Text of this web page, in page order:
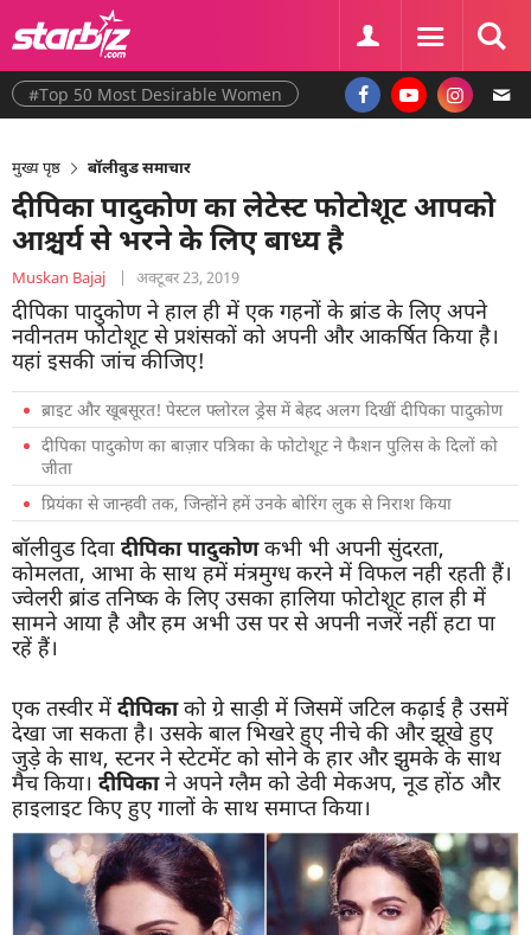
#Top 50 Most Desirable Women
मुख्य पृष्ठ बॉलीवुड समाचार
दीपिका पादुकोण का लेटेस्ट फोटोशूट आपको
आश्चर्य से भरने के लिए बाध्य है
Muskan Bajaj | अक्टूबर 23, 2019
दीपिका पादुकोण ने हाल ही में एक गहनों के ब्रांड के लिए अपने
नवीनतम फोटोशूट से प्रशंसकों को अपनी और आकर्षित किया है।
यहां इसकी जांच कीजिए!
ब्राइट और खूबसूरत! पेस्टल फ्लोरल ड्रेस में बेहद अलग दिखीं दीपिका पादुकोण
दीपिका पादुकोण का बाज़ार पत्रिका के फोटोशूट ने फैशन पुलिस के दिलों को
जीता
प्रियंका से जान्हवी तक, जिन्होंने हमें उनके बोरिंग लुक से निराश किया
बॉलीवुड दिवा दीपिका पादुकोणकभी भी अपनी सुंदरता,
कोमलता, आभा के साथ हमें मंत्रमुग्ध करने में विफल नही रहती हैं।
ज्वेलरी ब्रांड तनिष्क के लिए उसका हालिया फोटोशूट हाल ही में
सामने आया है और हम अभी उस पर से अपनी नजरें नहीं हटा पा
रहें हैं।
एक तस्वीर में दीपिकाको ग्रे साड़ी में जिसमें जटिल कढ़ाई है उसमें
देखा जा सकता है। उसके बाल भिखरे हुए नीचे की और झूखे हुए
जुड़े के साथ, स्टनर ने स्टेटमेंट को सोने के हार और झुमके के साथ
मैच किया। दीपिकाने अपने ग्लैम को डेवी मेकअप, नूड होंठ और
हाइलाइट किए हुए गालों के साथ समाप्त किया।